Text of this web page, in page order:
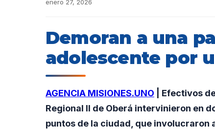
enero 27, 2026
Demoran a una
adolescente por
AGENCIA MISIONES.UNO | Efectivos
Regional II de Oberá intervinieron en
puntos de la ciudad, que involucraron